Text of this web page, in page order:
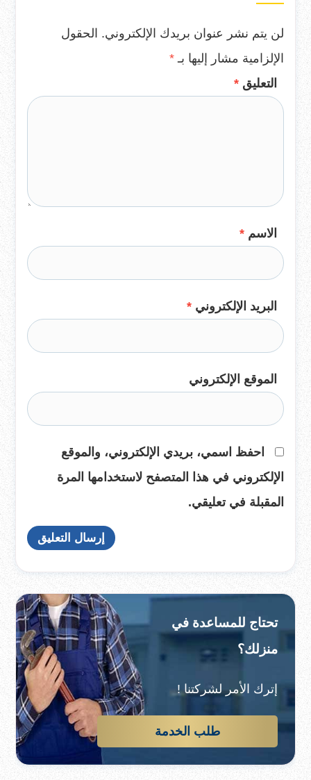
لن يتم نشر عنوان بريدك الإلكتروني. الحقول
الإلزامية مشار إليها بـ *
التعليق *
الاسم *
البريد الإلكتروني *
الموقع الإلكتروني
احفظ اسمي، بريدي الإلكتروني، والموقع
الإلكتروني في هذا المتصفح لاستخدامها المرة
المقبلة في تعليقي.
تحتاج للمساعدة في
منزلك؟
إترك الأمر لشركتنا !
طلب الخدمة